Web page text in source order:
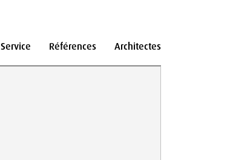
Service Références Architectes